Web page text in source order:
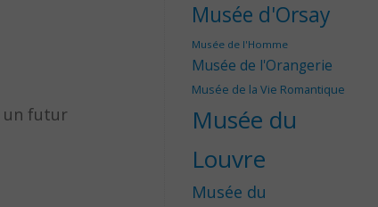
un futur
Musée d'Orsay
Musée de l'Homme
Musée de l'Orangerie
Musée de la Vie Romantique
Musée du
Louvre
Musée du